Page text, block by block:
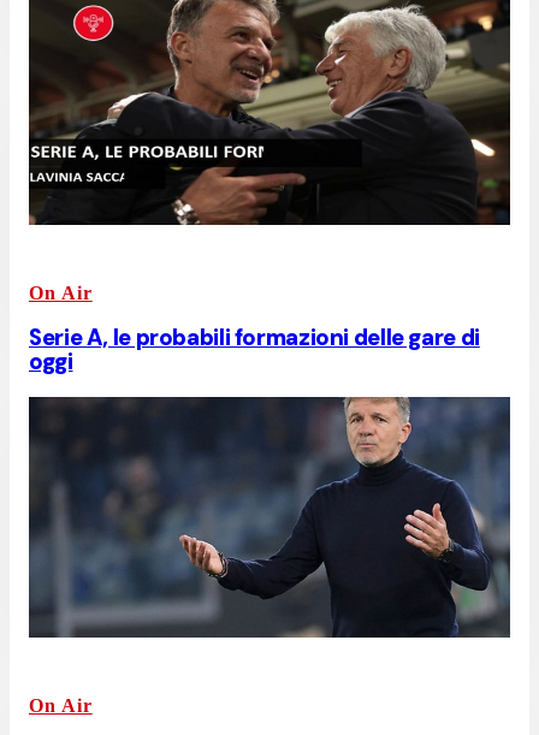
On Air
Serie A, le probabili formazioni delle gare di
oggi
On Air